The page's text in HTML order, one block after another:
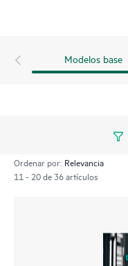
Modelos base
Ordenar por:
11 - 20 de 36 artículos